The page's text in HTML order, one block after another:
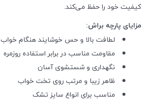
کیفیت خود را حفظ می‌کند.
مزایای پارچه براش:
لطافت بالا و حس خوشایند هنگام خواب
مقاومت مناسب در برابر استفاده روزمره
نگهداری و شستشوی آسان
ظاهر زیبا و مرتب روی تخت خواب
مناسب برای انواع سایز تشک